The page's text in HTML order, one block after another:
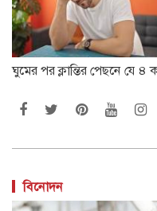
ঘুমের পর ক্লান্তির পেছনে যে ৪
বিনোদন